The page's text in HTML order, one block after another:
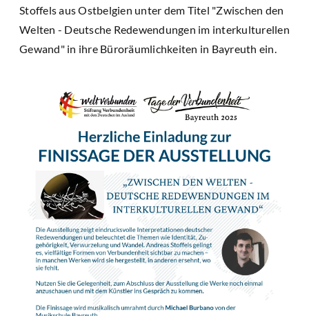
Stoffels aus Ostbelgien unter dem Titel "Zwischen den
Welten - Deutsche Redewendungen im interkulturellen
Gewand" in ihre Büroräumlichkeiten in Bayreuth ein.